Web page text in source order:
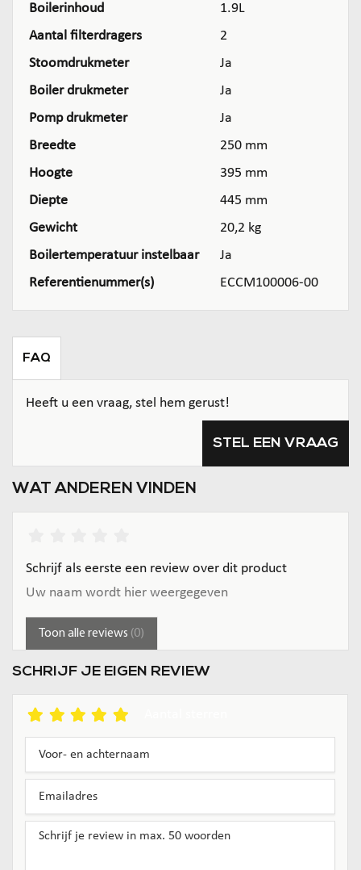
Boilerinhoud
1.9L
Aantal filterdragers
2
Stoomdrukmeter
Ja
Boiler drukmeter
Ja
Pomp drukmeter
Ja
Breedte
250 mm
Hoogte
395 mm
Diepte
445 mm
Gewicht
20,2 kg
Boilertemperatuur instelbaar
Ja
Referentienummer(s)
ECCM100006-00
FAQ
Heeft u een vraag, stel hem gerust!
STEL EEN VRAAG
WAT ANDEREN VINDEN
Schrijf als eerste een review over dit product
Uw naam wordt hier weergegeven
Toon alle reviews (0)
SCHRIJF JE EIGEN REVIEW